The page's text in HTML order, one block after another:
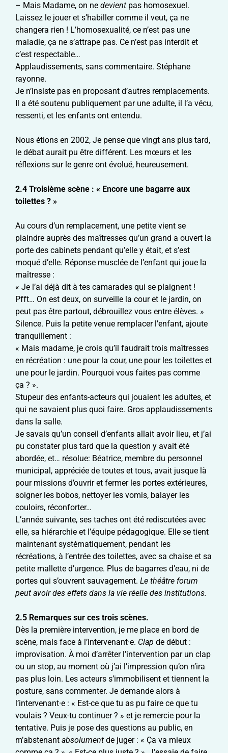
– Mais Madame, on ne devient pas homosexuel.
Laissez le jouer et s’habiller comme il veut, ça ne
changera rien ! L’homosexualité, ce n’est pas une
maladie, ça ne s’attrape pas. Ce n’est pas interdit et
c’est respectable…
Applaudissements, sans commentaire. Stéphane
rayonne.
Je n’insiste pas en proposant d’autres remplacements.
Il a été soutenu publiquement par une adulte, il l’a vécu,
ressenti, et les enfants ont entendu.
Nous étions en 2002, Je pense que vingt ans plus tard,
le débat aurait pu être différent. Les mœurs et les
réflexions sur le genre ont évolué, heureusement.
2.4 Troisième scène : « Encore une bagarre aux
toilettes ? »
Au cours d’un remplacement, une petite vient se
plaindre auprès des maîtresses qu’un grand a ouvert la
porte des cabinets pendant qu’elle y était, et s’est
moqué d’elle. Réponse musclée de l’enfant qui joue la
maîtresse :
« Je l’ai déjà dit à tes camarades qui se plaignent !
Pfft… On est deux, on surveille la cour et le jardin, on
peut pas être partout, débrouillez vous entre élèves. »
Silence. Puis la petite venue remplacer l’enfant, ajoute
tranquillement :
« Mais madame, je crois qu’il faudrait trois maîtresses
en récréation : une pour la cour, une pour les toilettes et
une pour le jardin. Pourquoi vous faites pas comme
ça ? ».
Stupeur des enfants-acteurs qui jouaient les adultes, et
qui ne savaient plus quoi faire. Gros applaudissements
dans la salle.
Je savais qu’un conseil d’enfants allait avoir lieu, et j’ai
pu constater plus tard que la question y avait été
abordée, et… résolue: Béatrice, membre du personnel
municipal, appréciée de toutes et tous, avait jusque là
pour missions d’ouvrir et fermer les portes extérieures,
soigner les bobos, nettoyer les vomis, balayer les
couloirs, réconforter…
L’année suivante, ses taches ont été rediscutées avec
elle, sa hiérarchie et l’équipe pédagogique. Elle se tient
maintenant systématiquement, pendant les
récréations, à l’entrée des toilettes, avec sa chaise et sa
petite mallette d’urgence. Plus de bagarres d’eau, ni de
portes qui s’ouvrent sauvagement. Le théâtre forum
peut avoir des effets dans la vie réelle des institutions.
2.5 Remarques sur ces trois scènes.
Dès la première intervention, je me place en bord de
scène, mais face à l’intervenant·e. Clap de début :
improvisation. À moi d’arrêter l’intervention par un clap
ou un stop, au moment où j’ai l’impression qu’on n’ira
pas plus loin. Les acteurs s’immobilisent et tiennent la
posture, sans commenter. Je demande alors à
l’intervenant·e : « Est-ce que tu as pu faire ce que tu
voulais ? Veux-tu continuer ? » et je remercie pour la
tentative. Puis je pose des questions au public, en
m’abstenant absolument de juger : « Ça va mieux